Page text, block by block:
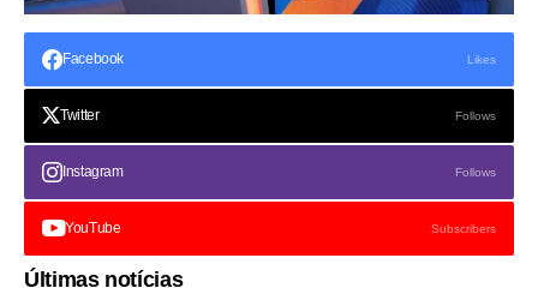
Facebook Likes
Twitter Follows
Instagram Follows
YouTube Subscribers
Últimas notícias